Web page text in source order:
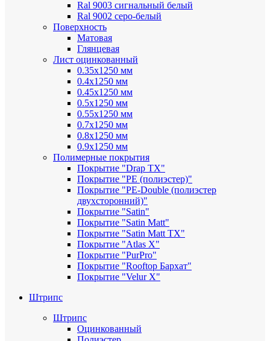
Ral 9003 сигнальный белый
Ral 9002 серо-белый
Поверхность
Матовая
Глянцевая
Лист оцинкованный
0.35х1250 мм
0.4х1250 мм
0.45х1250 мм
0.5х1250 мм
0.55х1250 мм
0.7х1250 мм
0.8х1250 мм
0.9х1250 мм
Полимерные покрытия
Покрытие "Drap TX"
Покрытие "PE (полиэстер)"
Покрытие "PE-Double (полиэстер
двухсторонний)"
Покрытие "Satin"
Покрытие "Satin Мatt"
Покрытие "Satin Matt TX"
Покрытие "Atlas X"
Покрытие "PurPro"
Покрытие "Rooftop Бархат"
Покрытие "Velur X"
Штрипс
Штрипс
Оцинкованный